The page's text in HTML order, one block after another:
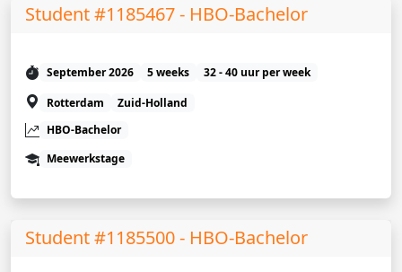
Student #1185467 - HBO-Bachelor
September 2026 5 weeks
32 - 40 uur per week
Rotterdam
Zuid-Holland
HBO-Bachelor
Meewerkstage
Student #1185500 - HBO-Bachelor